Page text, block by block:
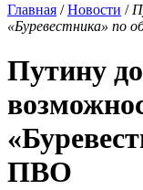
Главная /Новости /
«Буревестника» по
Путину
ПВО